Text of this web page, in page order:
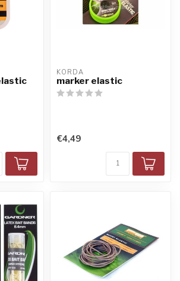
KORDA
marker elastic
€4,49